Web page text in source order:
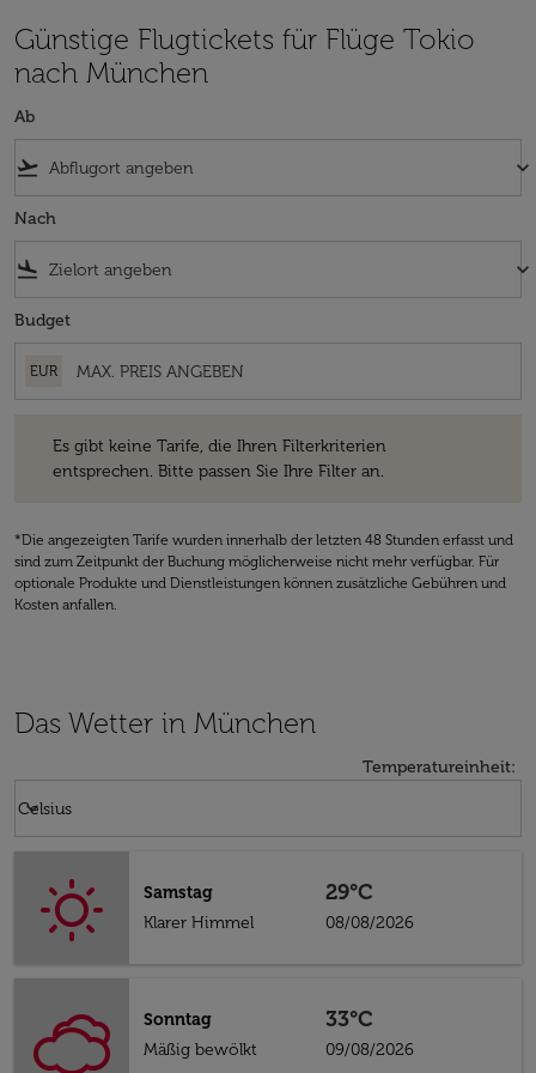
Günstige Flugtickets für Flüge Tokio
nach München
Ab
flight_takeoff keyboard_arrow_down
Nach
flight_land keyboard_arrow_down
Budget
EUR
Es gibt keine Tarife, die Ihren Filterkriterien
entsprechen. Bitte passen Sie Ihre Filter an.
*Die angezeigten Tarife wurden innerhalb der letzten 48 Stunden erfasst und
sind zum Zeitpunkt der Buchung möglicherweise nicht mehr verfügbar. Für
optionale Produkte und Dienstleistungen können zusätzliche Gebühren und
Kosten anfallen.
Das Wetter in München
Temperatureinheit:
Celsius
keyboard_arrow_down
Samstag
Klarer Himmel
29°C
08/08/2026
Sonntag
Mäßig bewölkt
33°C
09/08/2026